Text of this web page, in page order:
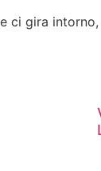
ci gira